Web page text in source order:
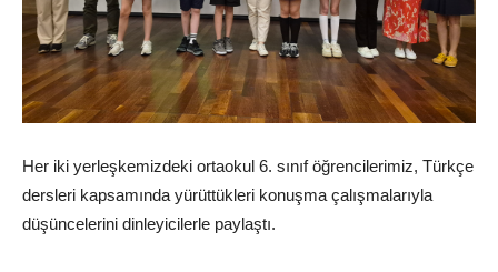
Her iki yerleşkemizdeki ortaokul 6. sınıf öğrencilerimiz, Türkçe
dersleri kapsamında yürüttükleri konuşma çalışmalarıyla
düşüncelerini dinleyicilerle paylaştı.